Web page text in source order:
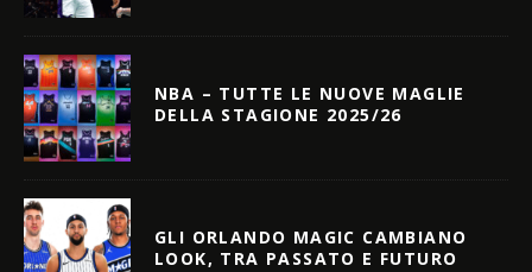
NBA – TUTTE LE NUOVE MAGLIE
DELLA STAGIONE 2025/26
GLI ORLANDO MAGIC CAMBIANO
LOOK, TRA PASSATO E FUTURO